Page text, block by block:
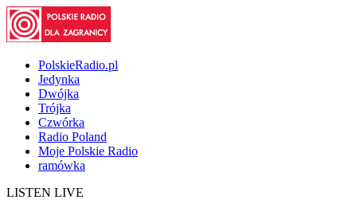
PolskieRadio.pl
Jedynka
Dwójka
Trójka
Czwórka
Radio Poland
Moje Polskie Radio
ramówka
LISTEN LIVE